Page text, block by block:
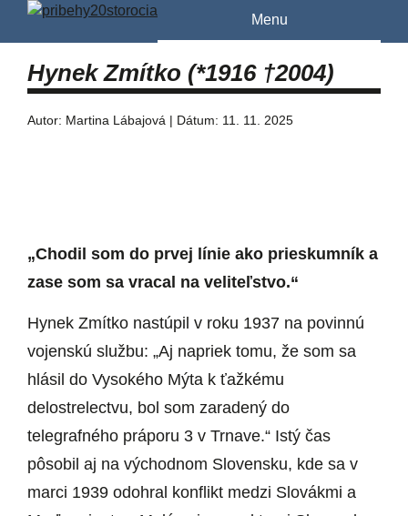
Menu
Hynek Zmítko (*1916 †︎2004)
Autor: Martina Lábajová | Dátum: 11. 11. 2025
„Chodil som do prvej línie ako prieskumník a
zase som sa vracal na veliteľstvo.“
Hynek Zmítko nastúpil v roku 1937 na povinnú
vojenskú službu: „Aj napriek tomu, že som sa
hlásil do Vysokého Mýta k ťažkému
delostrelectvu, bol som zaradený do
telegrafného práporu 3 v Trnave.“ Istý čas
pôsobil aj na východnom Slovensku, kde sa v
marci 1939 odohral konflikt medzi Slovákmi a